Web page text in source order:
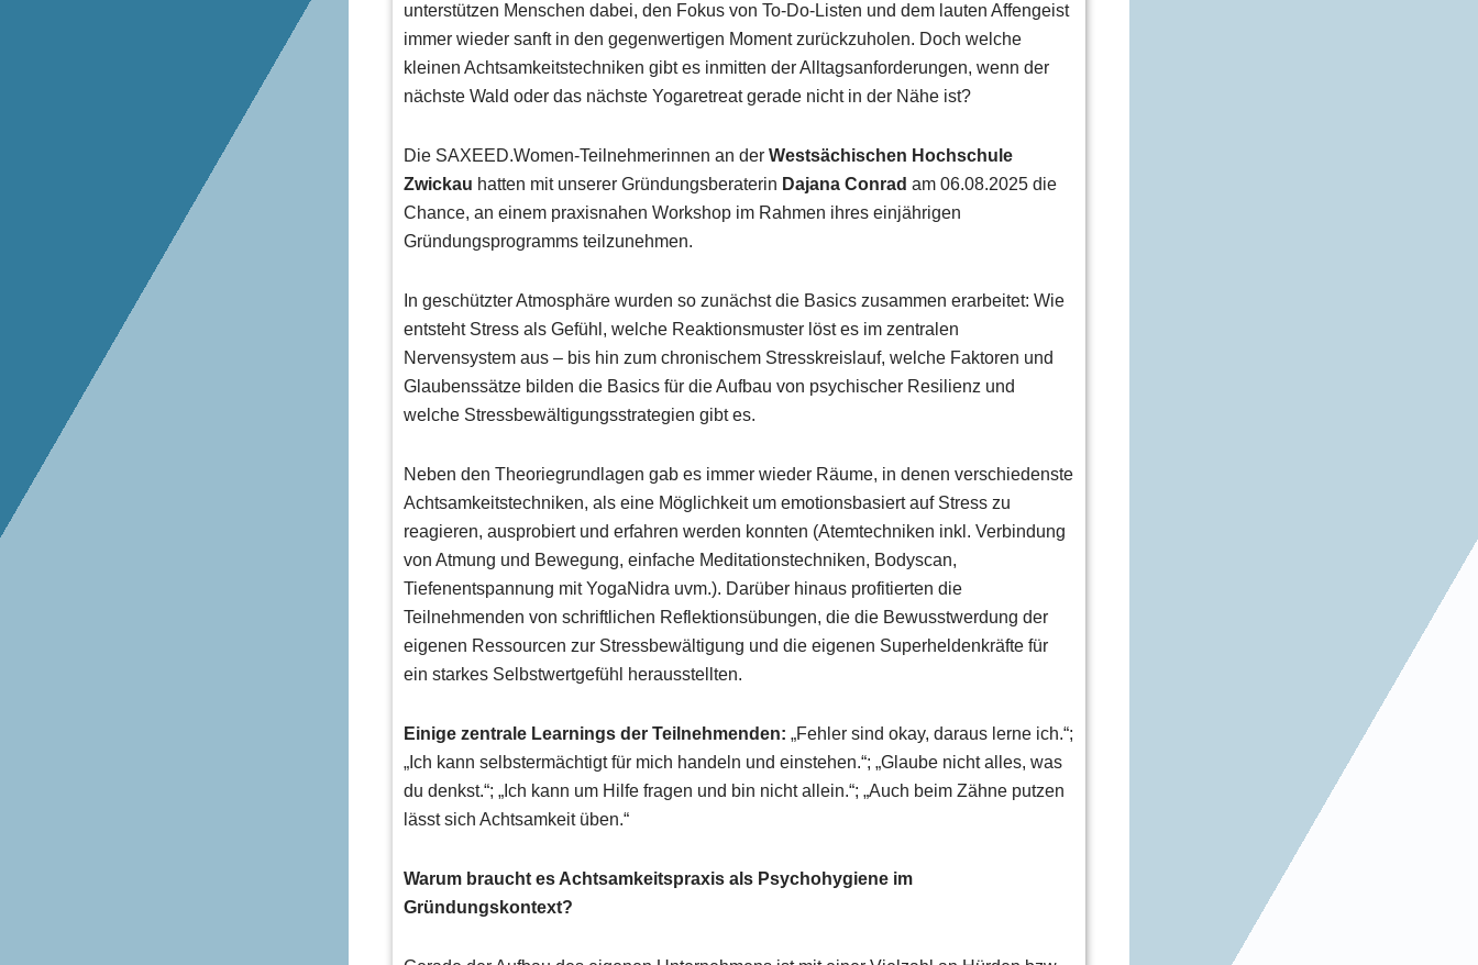
unterstützen Menschen dabei, den Fokus von To-Do-Listen und dem lauten Affengeist
immer wieder sanft in den gegenwertigen Moment zurückzuholen. Doch welche
kleinen Achtsamkeitstechniken gibt es inmitten der Alltagsanforderungen, wenn der
nächste Wald oder das nächste Yogaretreat gerade nicht in der Nähe ist?
Die SAXEED.Women-Teilnehmerinnen an der Westsächischen Hochschule
Zwickau hatten mit unserer Gründungsberaterin Dajana Conrad am 06.08.2025 die
Chance, an einem praxisnahen Workshop im Rahmen ihres einjährigen
Gründungsprogramms teilzunehmen.
In geschützter Atmosphäre wurden so zunächst die Basics zusammen erarbeitet: Wie
entsteht Stress als Gefühl, welche Reaktionsmuster löst es im zentralen
Nervensystem aus – bis hin zum chronischem Stresskreislauf, welche Faktoren und
Glaubenssätze bilden die Basics für die Aufbau von psychischer Resilienz und
welche Stressbewältigungsstrategien gibt es.
Neben den Theoriegrundlagen gab es immer wieder Räume, in denen verschiedenste
Achtsamkeitstechniken, als eine Möglichkeit um emotionsbasiert auf Stress zu
reagieren, ausprobiert und erfahren werden konnten (Atemtechniken inkl. Verbindung
von Atmung und Bewegung, einfache Meditationstechniken, Bodyscan,
Tiefenentspannung mit YogaNidra uvm.). Darüber hinaus profitierten die
Teilnehmenden von schriftlichen Reflektionsübungen, die die Bewusstwerdung der
eigenen Ressourcen zur Stressbewältigung und die eigenen Superheldenkräfte für
ein starkes Selbstwertgefühl herausstellten.
Einige zentrale Learnings der Teilnehmenden: „Fehler sind okay, daraus lerne ich.“;
„Ich kann selbstermächtigt für mich handeln und einstehen.“; „Glaube nicht alles, was
du denkst.“; „Ich kann um Hilfe fragen und bin nicht allein.“; „Auch beim Zähne putzen
lässt sich Achtsamkeit üben.“
Warum braucht es Achtsamkeitspraxis als Psychohygiene im
Gründungskontext?